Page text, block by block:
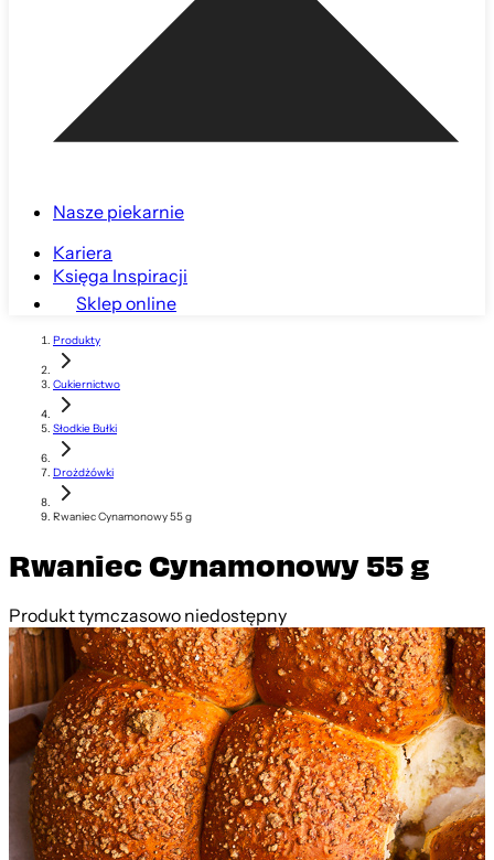
Nasze piekarnie
Kariera
Księga Inspiracji
Sklep online
Produkty
Cukiernictwo
Słodkie Bułki
Drożdżówki
Rwaniec Cynamonowy 55 g
Rwaniec Cynamonowy 55 g
Produkt tymczasowo niedostępny